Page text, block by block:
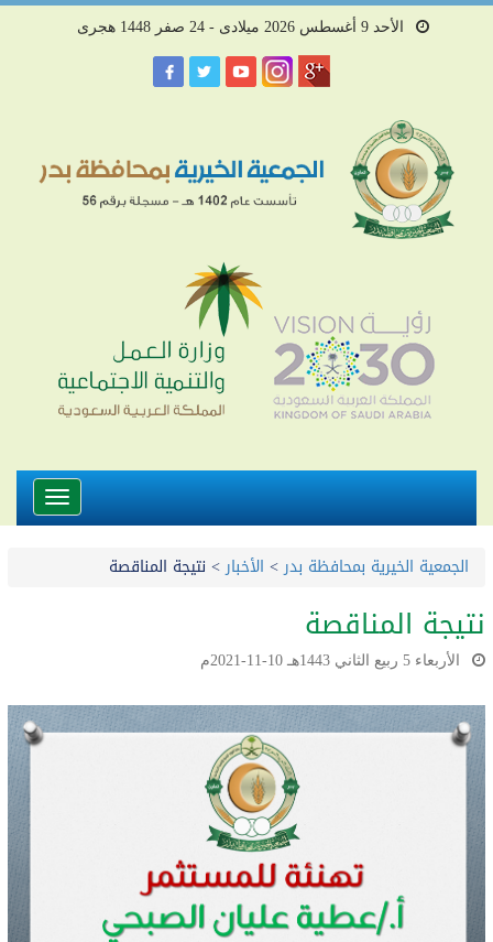
الأحد 9 أغسطس 2026 ميلادى - 24 صفر 1448 هجرى
Toggle
الجمعية الخيرية بمحافظة بدر> الأخبار> نتيجة المناقصة
نتيجة المناقصة
الأربعاء 5 ربيع الثاني 1443هـ 10-11-2021م